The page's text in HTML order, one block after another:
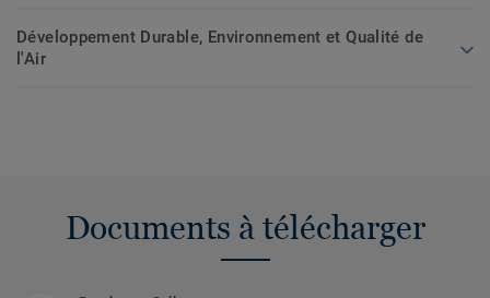
Développement Durable, Environnement et Qualité de
l'Air
Documents à télécharger